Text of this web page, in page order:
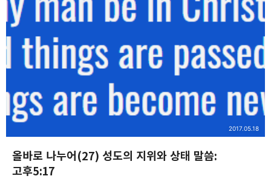
(눅14:25-33). *자기 부인, 섬김, 희생, 고난, 배움 등등.• 구원은 믿는
순간 단번에 일어나는 사건입니다(행2:47). 제자는 평생 동안 따르는
지속적인 과정이요 삶입니다(요8:31).• 구원은 믿는 것이지만 제자는
따르는 것입니다.• 구원은 안식하는 것이지만(마11:28) 제자…
올바로 나누어(27) 성도의 지위와 상태 말씀:
고후5:17
2017.05.18